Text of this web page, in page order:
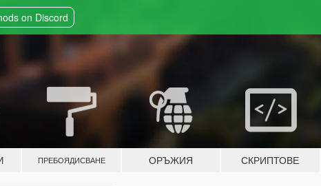
on Discord
ПРЕБОЯДИСВАНЕ ОРЪЖИЯ СКРИПТОВЕ